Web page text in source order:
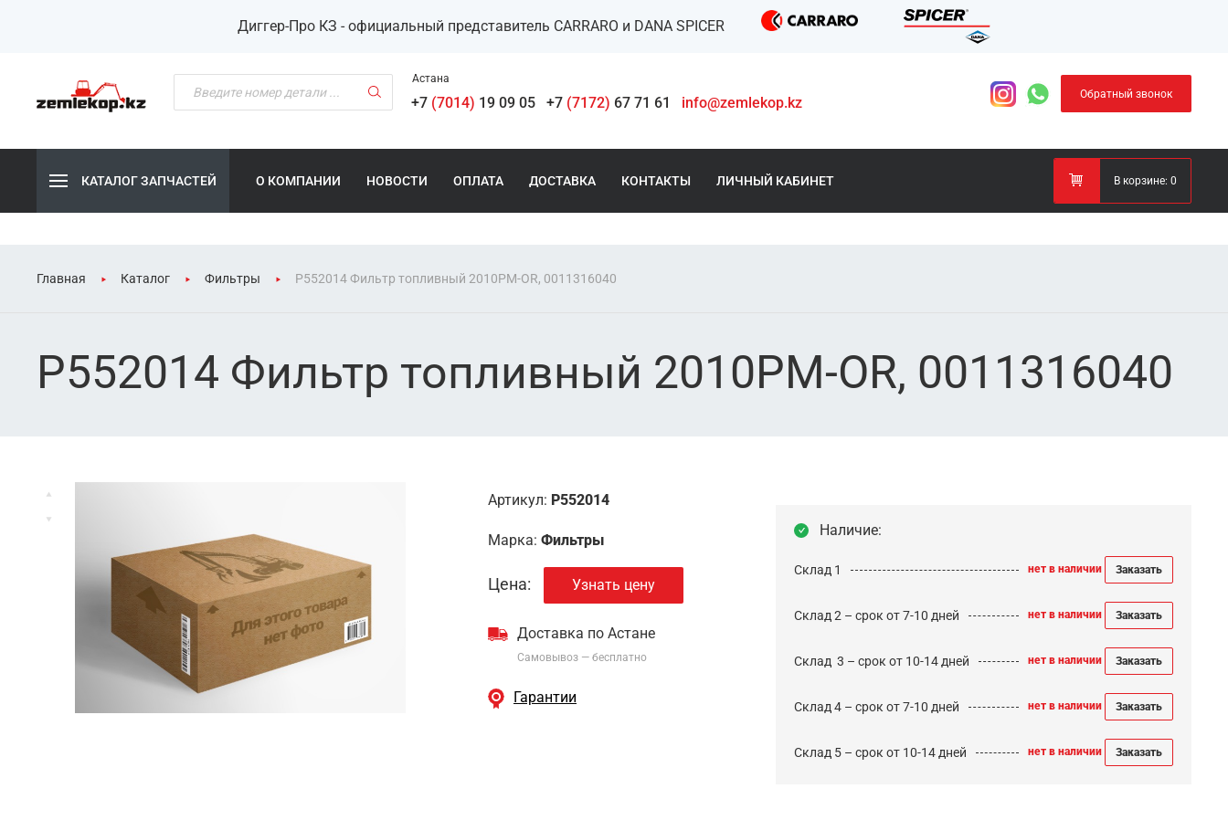
Диггер-Про КЗ - официальный представитель CARRARO и DANA SPICER
Астана
+7 (7014) 19 09 05 +7 (7172) 67 71 61 info@zemlekop.kz Обратный звонок
КАТАЛОГ ЗАПЧАСТЕЙ О КОМПАНИИ НОВОСТИ ОПЛАТА ДОСТАВКА КОНТАКТЫ ЛИЧНЫЙ КАБИНЕТ В корзине: 0
Главная Каталог Фильтры P552014 Фильтр топливный 2010PM-OR, 0011316040
P552014 Фильтр топливный 2010PM-OR, 0011316040
Артикул: P552014
Марка: Фильтры
Цена: Узнать цену
Доставка по Астане
Самовывоз — бесплатно
Гарантии
Наличие:
Склад 1 нет в наличии Заказать
Склад 2 – срок от 7-10 дней нет в наличии Заказать
Cклад 3 – срок от 10-14 дней нет в наличии Заказать
Склад 4 – срок от 7-10 дней нет в наличии Заказать
Склад 5 – срок от 10-14 дней нет в наличии Заказать